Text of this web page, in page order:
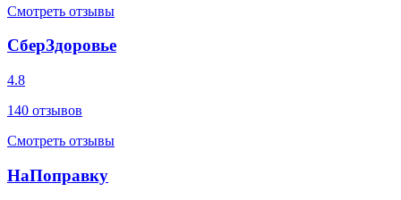
Смотреть отзывы
СберЗдоровье
4.8
140 отзывов
Смотреть отзывы
НаПоправку